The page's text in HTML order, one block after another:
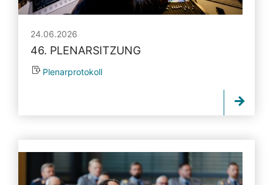
24.06.2026
46. PLENARSITZUNG
Plenarprotokoll